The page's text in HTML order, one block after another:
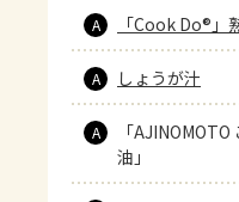
A 「Cook Do®」
A しょうが汁
A
「
油」